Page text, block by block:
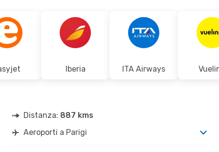
Iberia ITA Airways
Distanza: 887 kms
Aeroporti a Parigi